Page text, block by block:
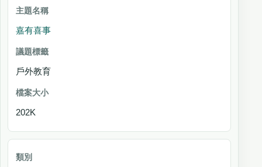
嘉有喜事
戶外教育
202K